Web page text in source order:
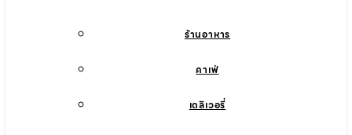
ร้านอาหาร
คาเฟ่
เดลิเวอรี่